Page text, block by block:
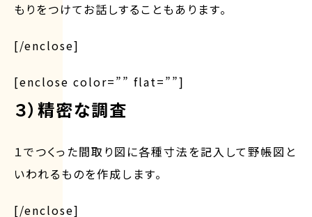
もりをつけてお話しすることもあります。
[/enclose]
[enclose color=”” flat=””]
３）精密な調査
１でつくった間取り図に各種寸法を記入して野帳図と
いわれるものを作成します。
[/enclose]